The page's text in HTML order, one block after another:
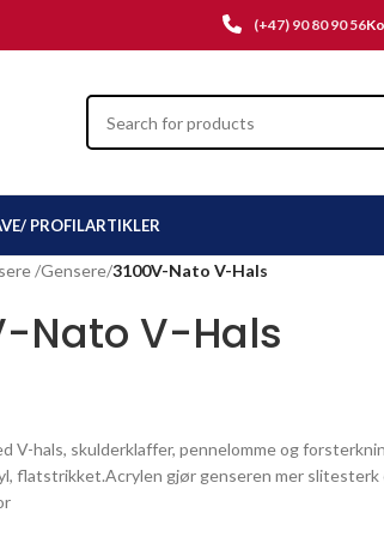
(+47) 90 80 90 56
PROFILARTIKLER
/Gensere/3100V-Nato V-Hals
Nato V-Hals
V-hals, skulderklaffer, pennelomme og
flatstrikket.Acrylen gjør genseren mer slitesterk